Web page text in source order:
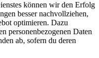
können wir den Erfolg
besser nachvollziehen,
optimieren. Dazu
personenbezogenen Daten
ab, sofern du deren